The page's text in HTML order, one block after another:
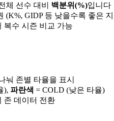
체 선수 대비 백분위(%)입니다
(K%, GIDP 등 낮을수록 좋은
복수 시즌 비교 가능
눠 존별 타율을 표시
), 파란색 = COLD (낮은 타율)
존 데이터 전환